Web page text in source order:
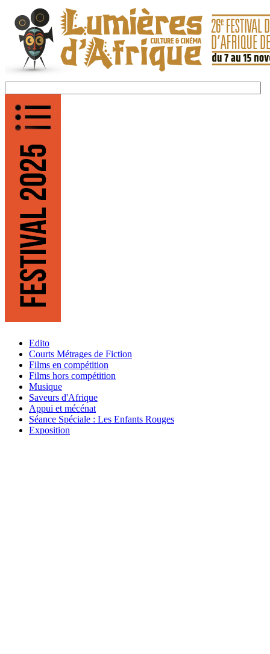
Edito
Courts Métrages de Fiction
Films en compétition
Films hors compétition
Musique
Saveurs d'Afrique
Appui et mécénat
Séance Spéciale : Les Enfants Rouges
Exposition